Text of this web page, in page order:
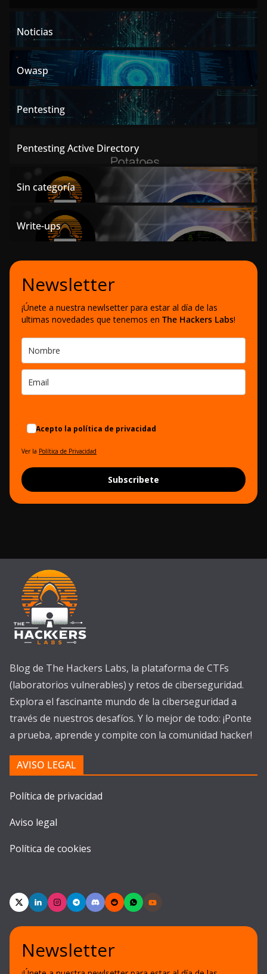
Noticias
Owasp
Pentesting
Pentesting Active Directory
Sin categoría
Write-ups
Newsletter
¡Únete a nuestra newlsetter para estar al día de las
ultimas novedades que tenemos en The Hackers Labs!
Acepto la política de privacidad
Ver la Política de Privacidad
Subscribete
Blog de The Hackers Labs, la plataforma de CTFs
(laboratorios vulnerables) y retos de ciberseguridad.
Explora el fascinante mundo de la ciberseguridad a
través de nuestros desafíos. Y lo mejor de todo: ¡Ponte
a prueba, aprende y compite con la comunidad hacker!
AVISO LEGAL
Política de privacidad
Aviso legal
Política de cookies
Newsletter